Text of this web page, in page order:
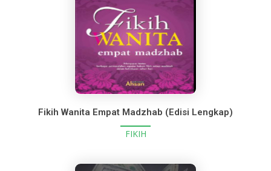
Fikih Wanita Empat Madzhab (Edisi Lengkap)
FIKIH